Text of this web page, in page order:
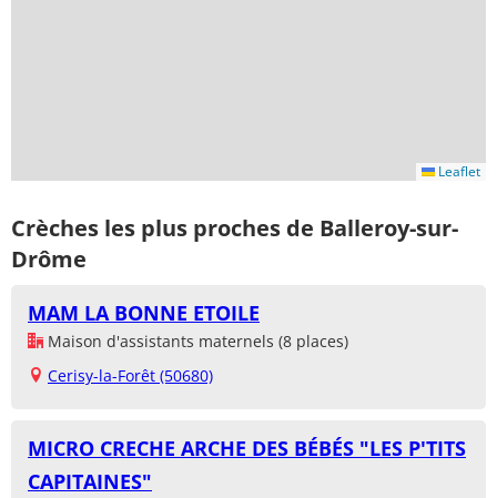
Leaflet
Crèches les plus proches de Balleroy-sur-
Drôme
MAM LA BONNE ETOILE
Maison d'assistants maternels (8 places)
Cerisy-la-Forêt (50680)
MICRO CRECHE ARCHE DES BÉBÉS "LES P'TITS
CAPITAINES"